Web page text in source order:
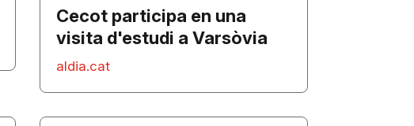
Cecot participa en una
visita d'estudi a Varsòvia
aldia.cat